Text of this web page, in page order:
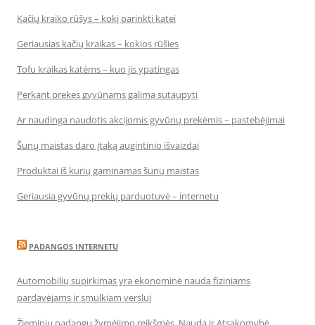
Kačių kraiko rūšys – kokį parinkti katei
Geriausias kačių kraikas – kokios rūšies
Tofu kraikas katėms – kuo jis ypatingas
Perkant prekes gyvūnams galima sutaupyti
Ar naudinga naudotis akcijomis gyvūnų prekėmis – pastebėjimai
Šunų maistas daro įtaką augintinio išvaizdai
Produktai iš kurių gaminamas šunų maistas
Geriausia gyvūnų prekių parduotuvė – internetu
PADANGOS INTERNETU
Automobilių supirkimas yra ekonominė nauda fiziniams
pardavėjams ir smulkiam verslui